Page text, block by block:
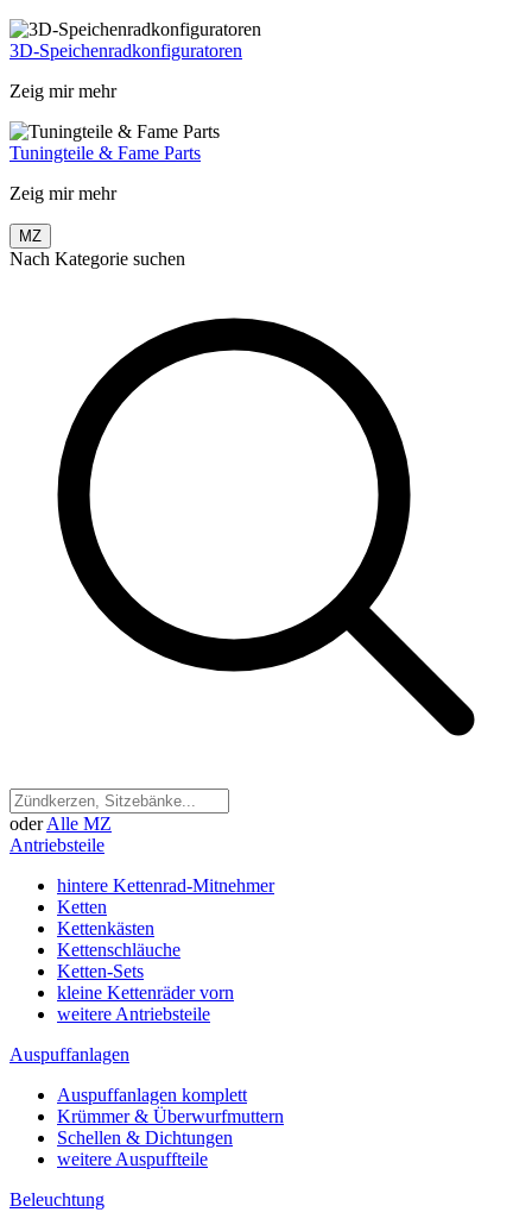
3D-Speichenradkonfiguratoren
Zeig mir mehr
Tuningteile & Fame Parts
Zeig mir mehr
MZ
Nach Kategorie suchen
oder Alle MZ
Antriebsteile
hintere Kettenrad-Mitnehmer
Ketten
Kettenkästen
Kettenschläuche
Ketten-Sets
kleine Kettenräder vorn
weitere Antriebsteile
Auspuffanlagen
Auspuffanlagen komplett
Krümmer & Überwurfmuttern
Schellen & Dichtungen
weitere Auspuffteile
Beleuchtung